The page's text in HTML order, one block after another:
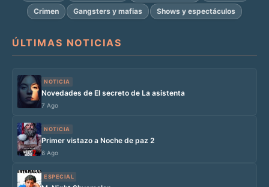
Crimen Gangsters y mafias Shows y espectáculos
ÚLTIMAS NOTICIAS
NOTICIA
Novedades de El secreto de La asistenta
7 Ago
NOTICIA
Primer vistazo a Noche de paz 2
6 Ago
ESPECIAL